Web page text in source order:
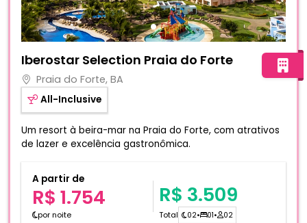
Iberostar Selection Praia do Forte
Praia do Forte, BA
All-Inclusive
Um resort à beira-mar na Praia do Forte, com atrativos
de lazer e excelência gastronômica.
A partir de
R$ 1.754
por noite
R$ 3.509
Total 02• 01• 02